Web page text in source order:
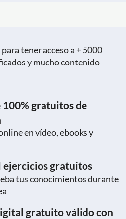
tener acceso a + 5000
y mucho contenido
100% gratuitos de
en vídeo, ebooks y
ejercicios gratuitos
tus conocimientos durante
gratuito válido con